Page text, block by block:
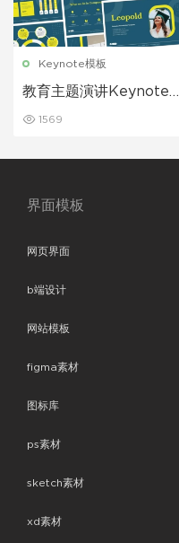
Keynote模板
教育主题演讲Keynote模
1569
界面模板
网页界面
b端设计
网站模板
figma素材
图标库
ps素材
sketch素材
xd素材